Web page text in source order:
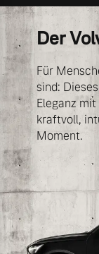
Angebot
Fahrzeug
Sofort
Der
Für
sind:
Eleganz
kraftvoll,
Moment.